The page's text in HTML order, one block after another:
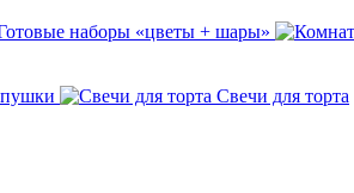
наборы «цветы + шары»
Свечи для торта